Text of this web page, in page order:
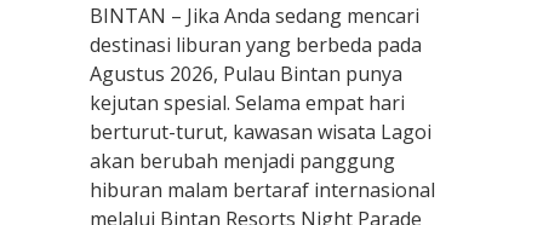
BINTAN – Jika Anda sedang mencari
destinasi liburan yang berbeda pada
Agustus 2026, Pulau Bintan punya
kejutan spesial. Selama empat hari
berturut-turut, kawasan wisata Lagoi
akan berubah menjadi panggung
hiburan malam bertaraf internasional
melalui Bintan Resorts Night Parade